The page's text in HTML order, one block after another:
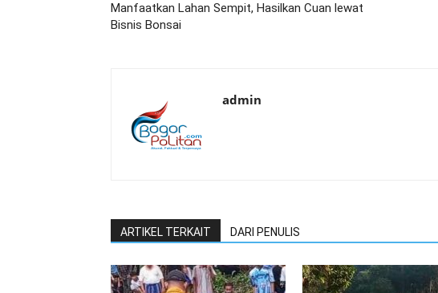
Manfaatkan Lahan Sempit, Hasilkan Cuan lewat
Bisnis Bonsai
admin
ARTIKEL TERKAIT DARI PENULIS